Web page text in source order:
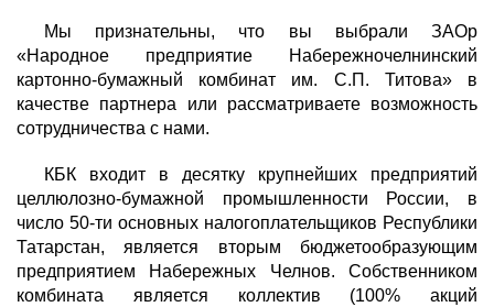
Мы признательны, что вы выбрали ЗАОр
«Народное предприятие Набережночелнинский
картонно-бумажный комбинат им. С.П. Титова» в
качестве партнера или рассматриваете возможность
сотрудничества с нами.
КБК входит в десятку крупнейших предприятий
целлюлозно-бумажной промышленности России, в
число 50-ти основных налогоплательщиков Республики
Татарстан, является вторым бюджетообразующим
предприятием Набережных Челнов. Собственником
комбината является коллектив (100% акций